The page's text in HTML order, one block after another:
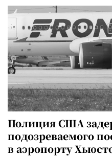
Полиция США
подозреваемого
в аэропорту